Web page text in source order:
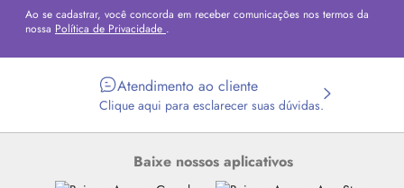
Ao se cadastrar, você concorda em receber comunicações nos termos da
nossa Política de Privacidade .
Atendimento ao cliente
Clique aqui para esclarecer suas dúvidas.
Baixe nossos aplicativos